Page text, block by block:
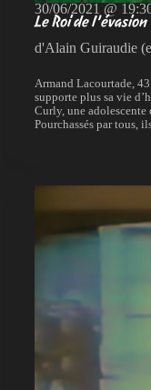
30/06/2021 @
Le Roi de l’évasion
d'Alain Guiraudie
Armand Lacourtade,
supporte plus sa vie
Curly, une
Pourchassés par tous,